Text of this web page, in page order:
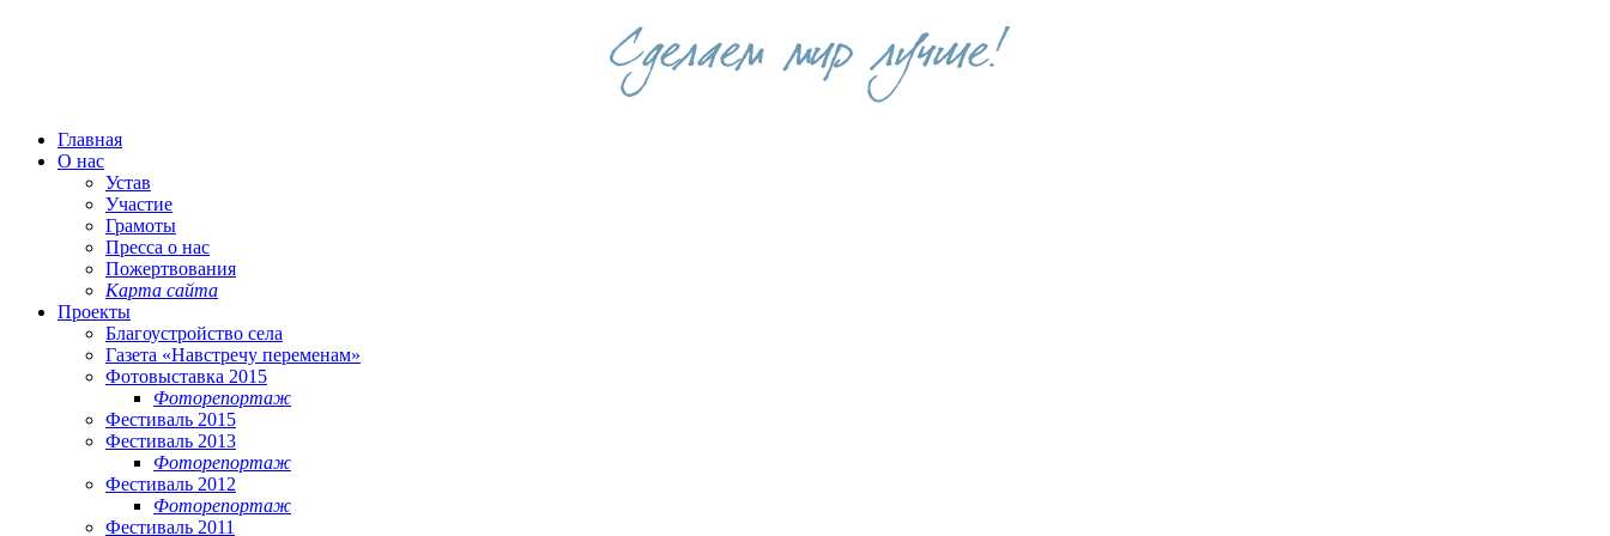
Главная
О нас
Устав
Участие
Грамоты
Пресса о нас
Пожертвования
Карта сайта
Проекты
Благоустройство села
Газета «Навстречу переменам»
Фотовыставка 2015
Фоторепортаж
Фестиваль 2015
Фестиваль 2013
Фоторепортаж
Фестиваль 2012
Фоторепортаж
Фестиваль 2011